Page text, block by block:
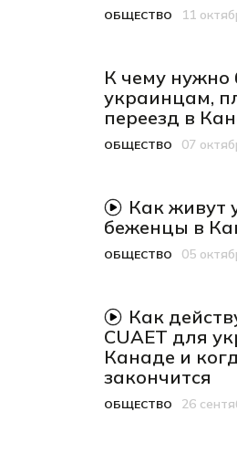
Категория
ОБЩЕСТВО
Дата 11
К чему нужно
украинцам,
переезд в
Категория
ОБЩЕСТВО
Дата 07
Как живут
беженцы в
Категория
ОБЩЕСТВО
Дата 05
Как
CUAET для
Канаде и
закончится
Категория
ОБЩЕСТВО
Дата 26